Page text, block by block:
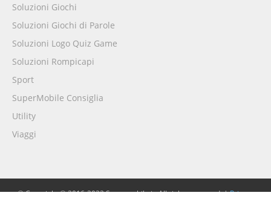
Soluzioni Giochi
Soluzioni Giochi di Parole
Soluzioni Logo Quiz Game
Soluzioni Rompicapi
Sport
SuperMobile Consiglia
Utility
Viaggi
© Copyright © 2016-2022 Supermobile.it. All rights reserved. |Privacy